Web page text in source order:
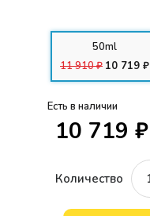
50ml
11 910 ₽ 10 719 ₽
Есть в наличии
10 719 ₽
Количество